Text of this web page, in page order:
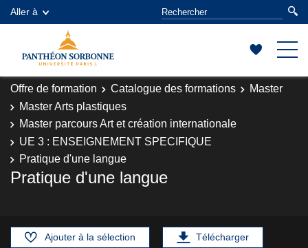
Aller à
Offre de formation Catalogue des formations
Master
Master Arts plastiques
Master parcours Art et création internationale
UE 3 : ENSEIGNEMENT SPECIFIQUE
Pratique d'une langue
Pratique d'une langue
Ajouter à la sélection Télécharger